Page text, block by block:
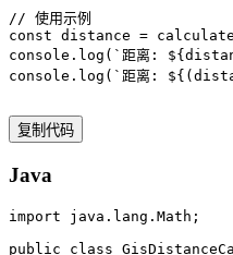
// 使用示例
const distance =
console.log(`距离:
console.log(`距离:
复制代码
Java
import java.lang.Math;
public class